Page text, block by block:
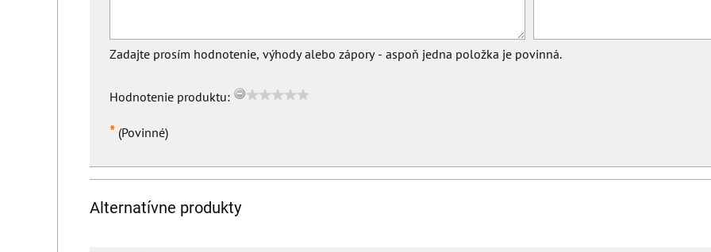
Zadajte prosím hodnotenie, výhody alebo zápory - aspoň jedna položka je povinná.
Hodnotenie produktu:
* (Povinné)
Alternatívne produkty